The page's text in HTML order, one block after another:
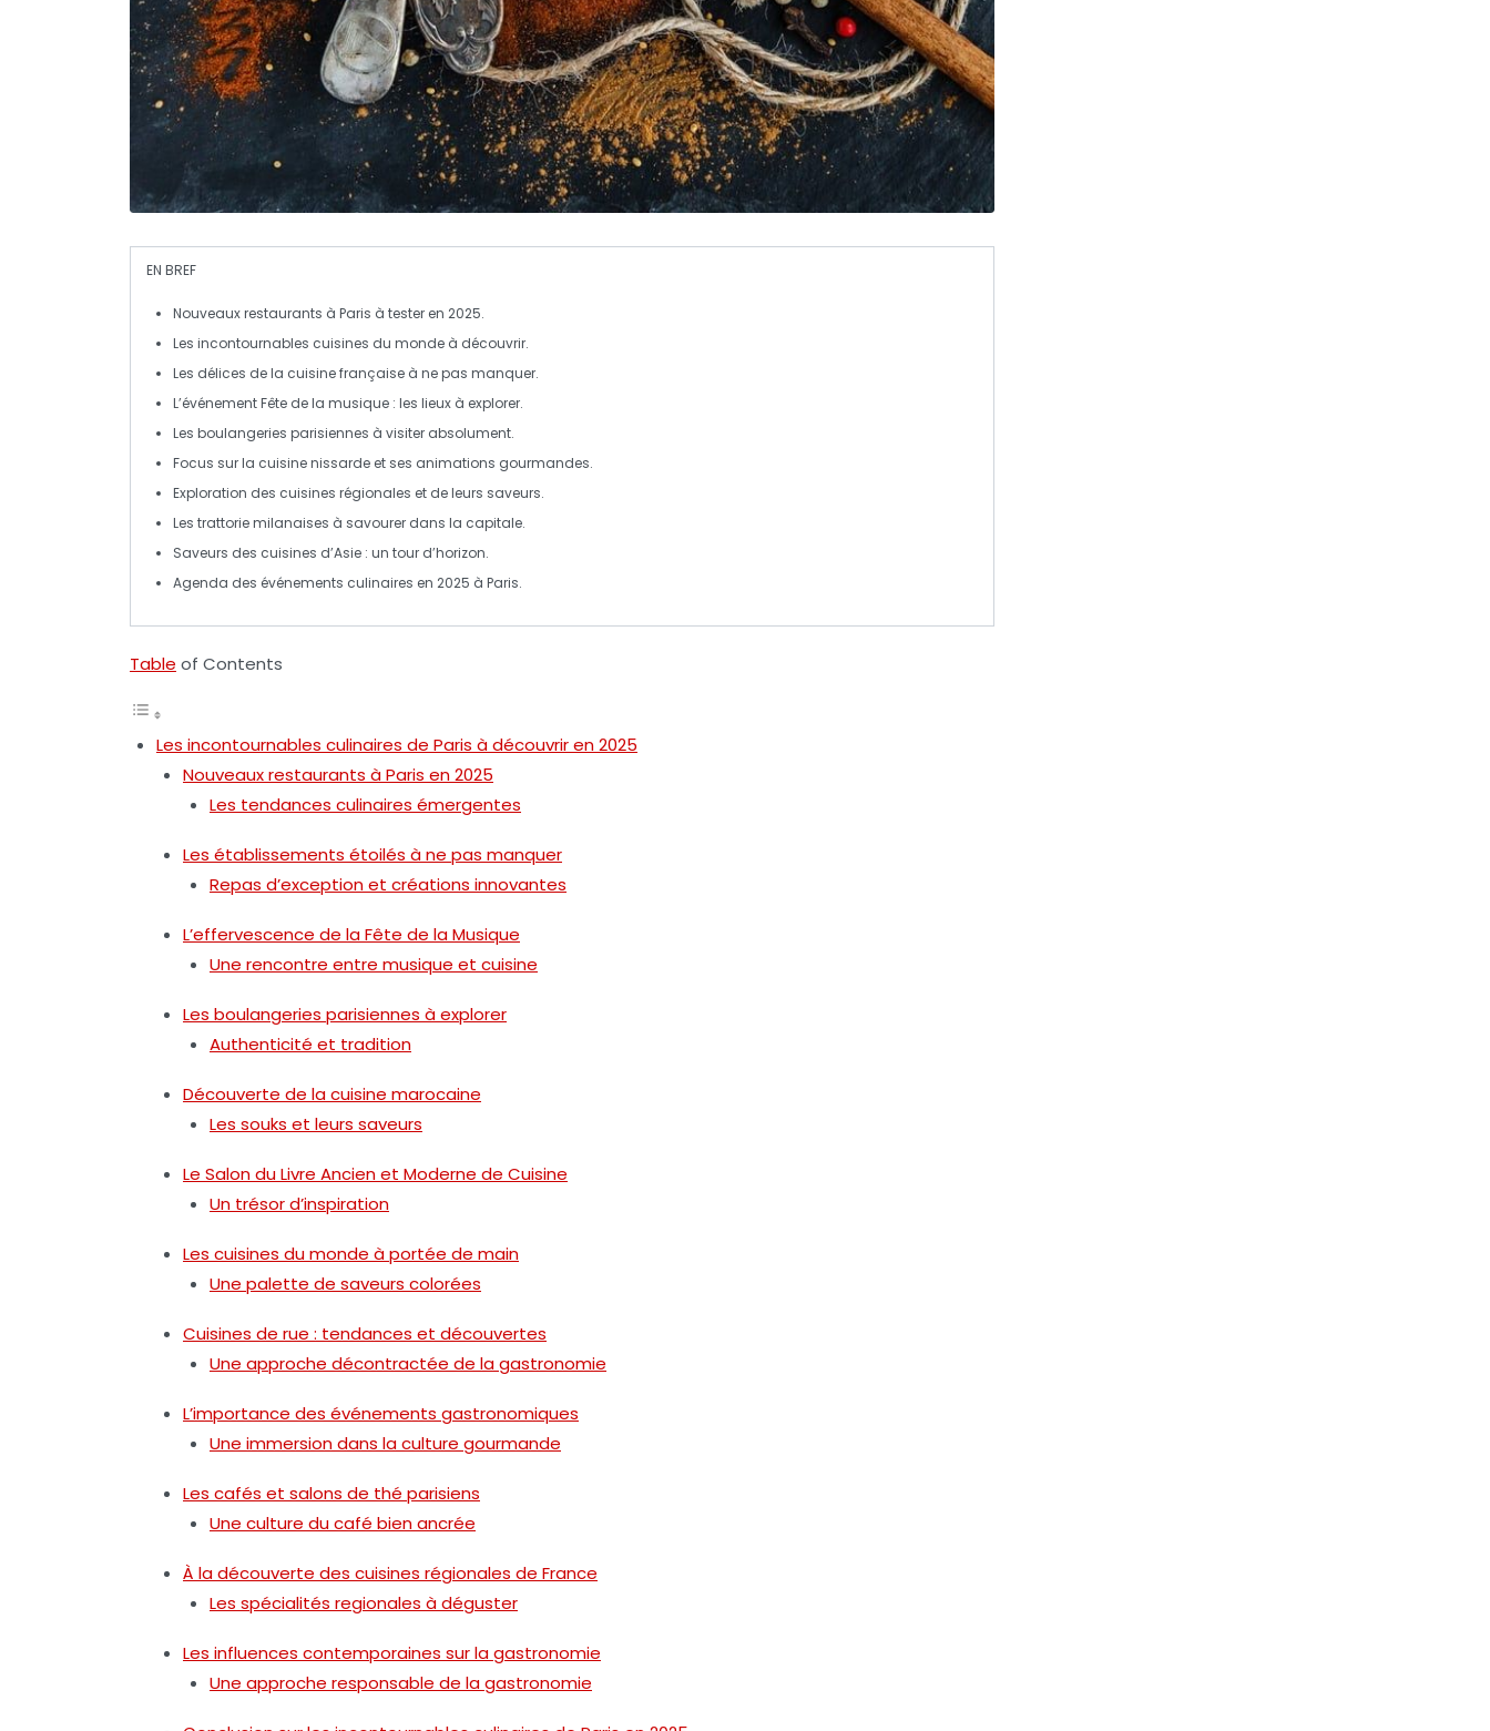
EN BREF
Nouveaux restaurants à Paris à tester en 2025.
Les incontournables cuisines du monde à découvrir.
Les délices de la cuisine française à ne pas manquer.
L’événementFête de la musique : les lieux à explorer.
Les boulangeries parisiennes à visiter absolument.
Focus sur la cuisine nissarde et ses animations gourmandes.
Exploration des cuisines régionales et de leurs saveurs.
Les trattorie milanaises à savourer dans la capitale.
Saveurs des cuisines d’Asie : un tour d’horizon.
Agenda des événements culinaires en 2025 à Paris.
Table of Contents
Les incontournables culinaires de Paris à découvrir en 2025
Nouveaux restaurants à Paris en 2025
Les tendances culinaires émergentes
Les établissements étoilés à ne pas manquer
Repas d’exception et créations innovantes
L’effervescence de la Fête de la Musique
Une rencontre entre musique et cuisine
Les boulangeries parisiennes à explorer
Authenticité et tradition
Découverte de la cuisine marocaine
Les souks et leurs saveurs
Le Salon du Livre Ancien et Moderne de Cuisine
Un trésor d’inspiration
Les cuisines du monde à portée de main
Une palette de saveurs colorées
Cuisines de rue : tendances et découvertes
Une approche décontractée de la gastronomie
L’importance des événements gastronomiques
Une immersion dans la culture gourmande
Les cafés et salons de thé parisiens
Une culture du café bien ancrée
À la découverte des cuisines régionales de France
Les spécialités regionales à déguster
Les influences contemporaines sur la gastronomie
Une approche responsable de la gastronomie